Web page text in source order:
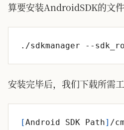
算要安装AndroidSDK的文
./sdkmanager --
安装完毕后，我们下载所需
[Android SDK Path] /